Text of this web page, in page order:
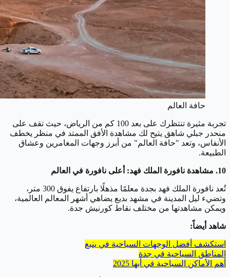
حافة العالم
تجربة مثيرة تنتظرك على بعد 100 كم من الرياض، حيث تقف على
منحدر جبلي شاهق يتيح لك مشاهدة الأفق الممتد في منظر يخطف
الأنفاس، وتعد "حافة العالم" من أبرز وجهات المغامرين وعشاق
الطبيعة.
10. مشاهدة نافورة الملك فهد: أعلى نافورة في العالم
تُعد نافورة الملك فهد بجدة معلمًا مذهلًا بارتفاع يفوق 300 متر،
وتضيء ليل المدينة في مشهد بديع يضاهي أشهر المعالم العالمية،
ويمكن مشاهدتها من مختلف نقاط كورنيش جدة.
شاهد أيضاً:
استكشف أفضل الوجهات السياحية في ينبع
المناطق السياحية في جدة
أهم الأماكن السياحية في أبها 2025